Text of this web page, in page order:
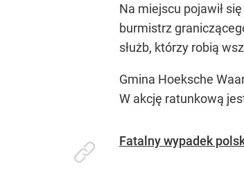
Na miejscu pojawił
burmistrz
służb, którzy robią
Gmina Hoeksche
W akcję ratunkową
Fatalny wypadek